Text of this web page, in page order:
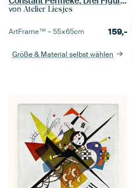
von Atelier Liesjes
ArtFrame™ –55×65cm 159,-
Größe & Material selbst wählen